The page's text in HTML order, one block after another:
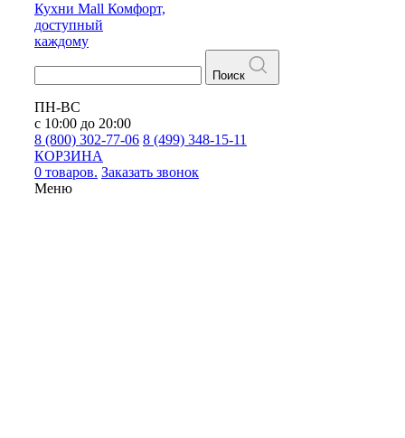
Кухни Mall Комфорт,
доступный
каждому
Поиск
ПН-ВС
с 10:00 до 20:00
8 (800) 302-77-06 8 (499) 348-15-11
КОРЗИНА
0 товаров. Заказать звонок
Меню